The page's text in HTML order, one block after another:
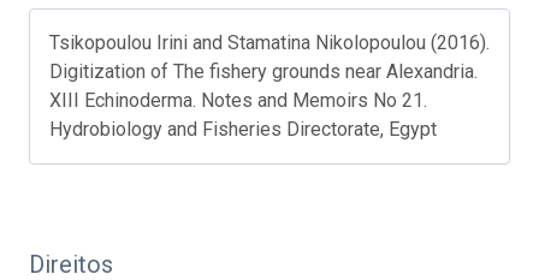
Tsikopoulou Irini and Stamatina Nikolopoulou (2016).
Digitization of The fishery grounds near Alexandria.
XIII Echinoderma. Notes and Memoirs No 21.
Hydrobiology and Fisheries Directorate, Egypt
Direitos